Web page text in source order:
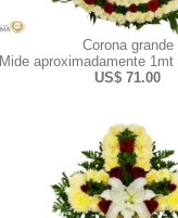
Corona grande
Mide aproximadamente 1mt
US$ 71.00